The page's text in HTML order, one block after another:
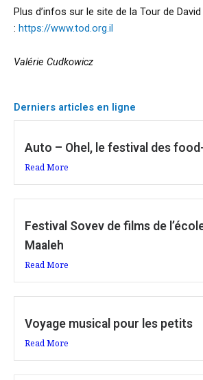
Plus d’infos sur le site de la Tour de David
: https://www.tod.org.il
Valérie Cudkowicz
Derniers articles en ligne
Auto – Ohel, le festival des
Read More
Festival Sovev de films de
Maaleh
Read More
Voyage musical pour les petits
Read More